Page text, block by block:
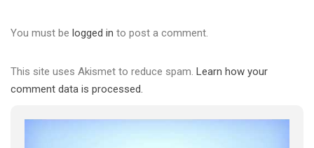
You must be logged in to post a comment.
This site uses Akismet to reduce spam. Learn how your
comment data is processed.